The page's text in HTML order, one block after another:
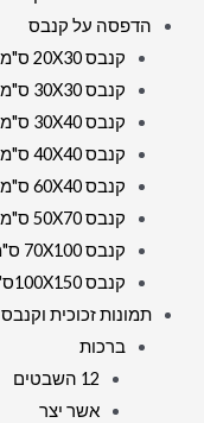
הדפסה על קנבס
קנבס 20X30 ס"מ
קנבס 30X30 ס"מ
קנבס 30X40 ס"מ
קנבס 40X40 ס"מ
קנבס 60X40 ס"מ
קנבס 50X70 ס"מ
קנבס 70X100 ס"מ
קנבס 100X150ס"מ
תמונות זכוכית וקנבס
ברכות
12 השבטים
אשר יצר